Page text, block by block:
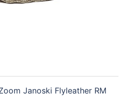
Janoski Flyleather RM